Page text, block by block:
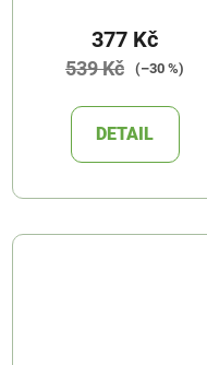
377 Kč
539 Kč (–30 %)
DETAIL